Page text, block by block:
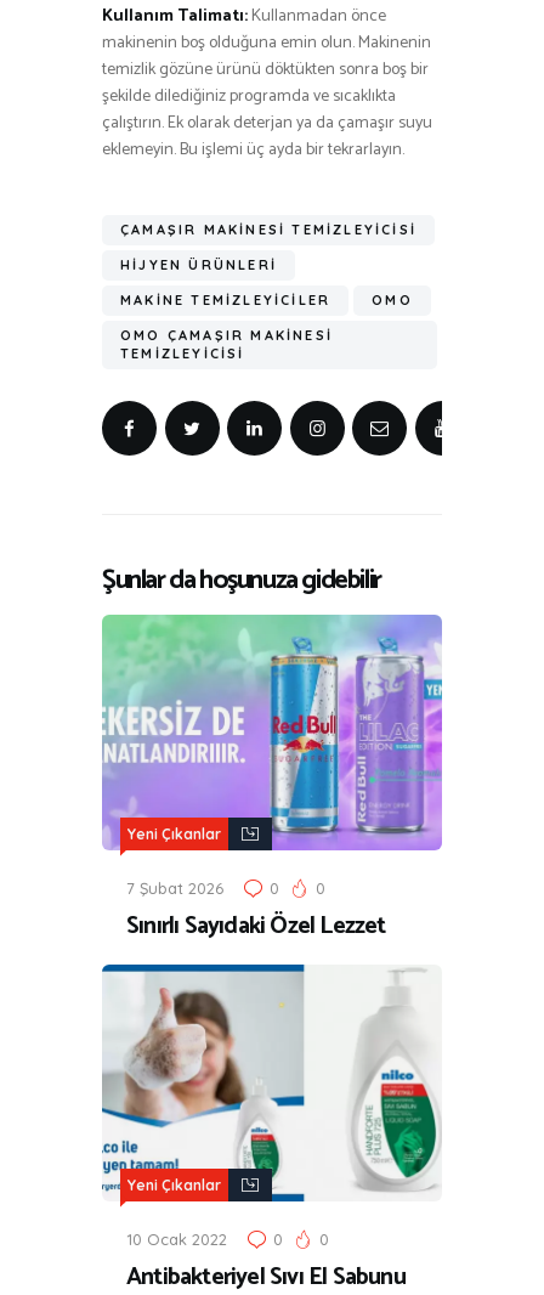
Kullanım Talimatı:Kullanmadan önce
makinenin boş olduğuna emin olun. Makinenin
temizlik gözüne ürünü döktükten sonra boş bir
şekilde dilediğiniz programda ve sıcaklıkta
çalıştırın. Ek olarak deterjan ya da çamaşır suyu
eklemeyin. Bu işlemi üç ayda bir tekrarlayın.
ÇAMAŞIR MAKINESI TEMIZLEYICISI
HIJYEN ÜRÜNLERI
MAKINE TEMIZLEYICILER OMO
OMO ÇAMAŞIR MAKINESI
TEMIZLEYICISI
Şunlar da hoşunuza gidebilir
Yeni Çıkanlar
7 Şubat 2026 0 0
Sınırlı Sayıdaki Özel Lezzet
Yeni Çıkanlar
10 Ocak 2022 0 0
Antibakteriyel Sıvı El Sabunu